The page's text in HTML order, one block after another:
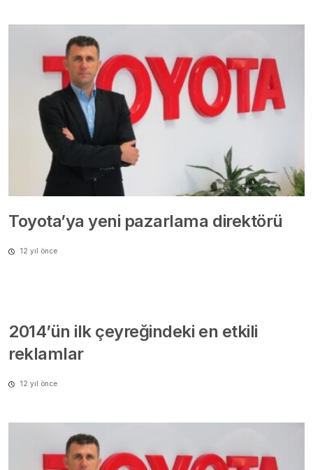
Toyota’ya yeni pazarlama direktörü
12 yıl önce
2014’ün ilk çeyreğindeki en etkili
reklamlar
12 yıl önce